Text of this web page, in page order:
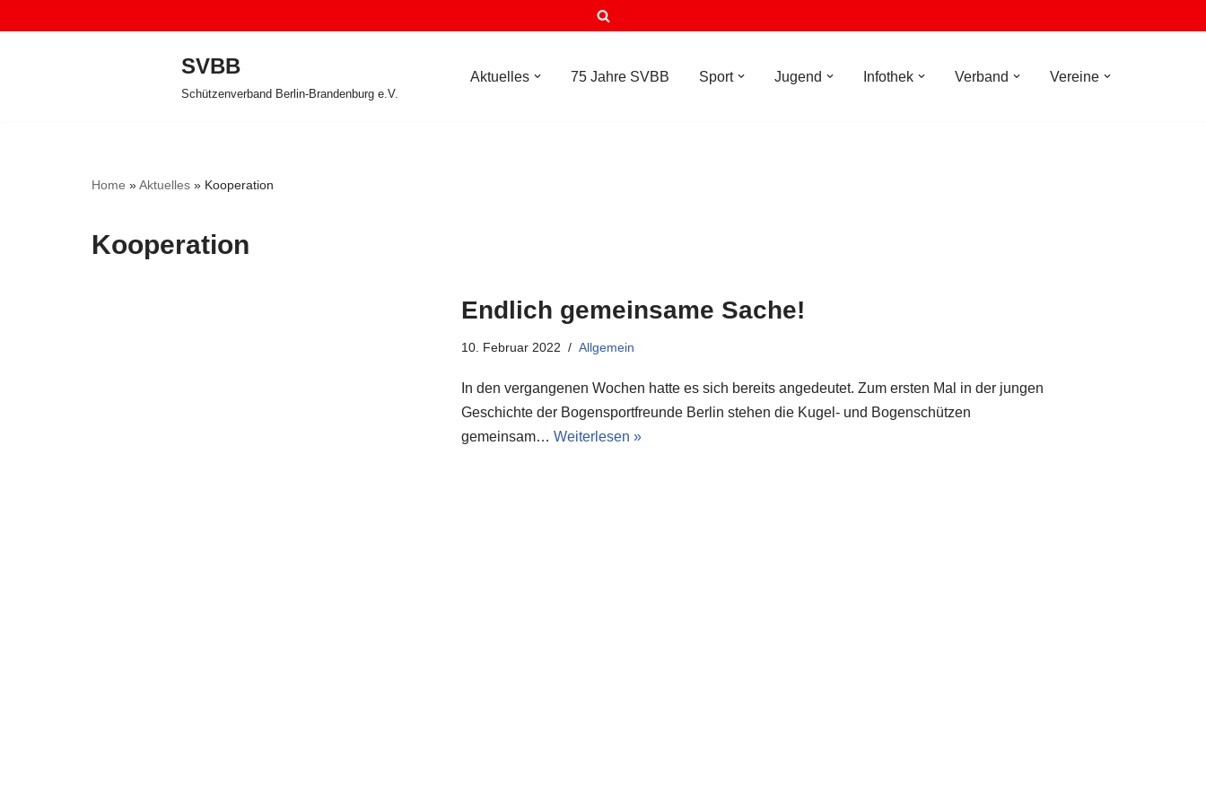
SVBB
Schützenverband Berlin-Brandenburg e.V.
Aktuelles 75 Jahre SVBB Sport Jugend Infothek Verband Vereine
Home »Aktuelles » Kooperation
Kooperation
Endlich gemeinsame Sache!
10. Februar 2022 Allgemein
In den vergangenen Wochen hatte es sich bereits angedeutet. Zum ersten Mal in der jungen
Geschichte der Bogensportfreunde Berlin stehen die Kugel- und Bogenschützen
gemeinsam… Weiterlesen »